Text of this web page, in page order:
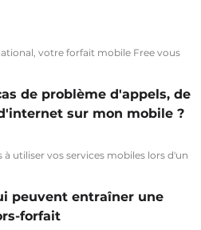
votre forfait mobile Free vous
de problème d'appels, de
sur mon mobile ?
à utiliser vos services mobiles lors d'un
peuvent entraîner une
forfait